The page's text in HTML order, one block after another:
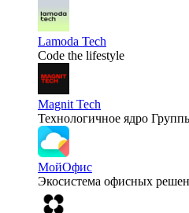
Lamoda Tech
Code the lifestyle
Magnit Tech
Технологичное ядро
МойОфис
Экосистема офисных